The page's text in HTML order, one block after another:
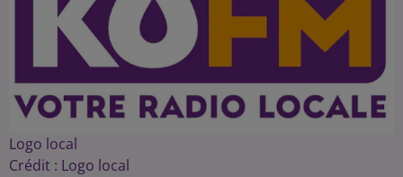
Logo local
Crédit : Logo local